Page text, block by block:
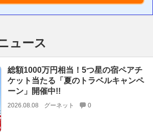
ュース
総額1000万円相当！5つ星の宿ペアチ
ケット当たる「夏のトラベルキャンペ
ーン」開催中!!
2026.08.08 グーネット 0